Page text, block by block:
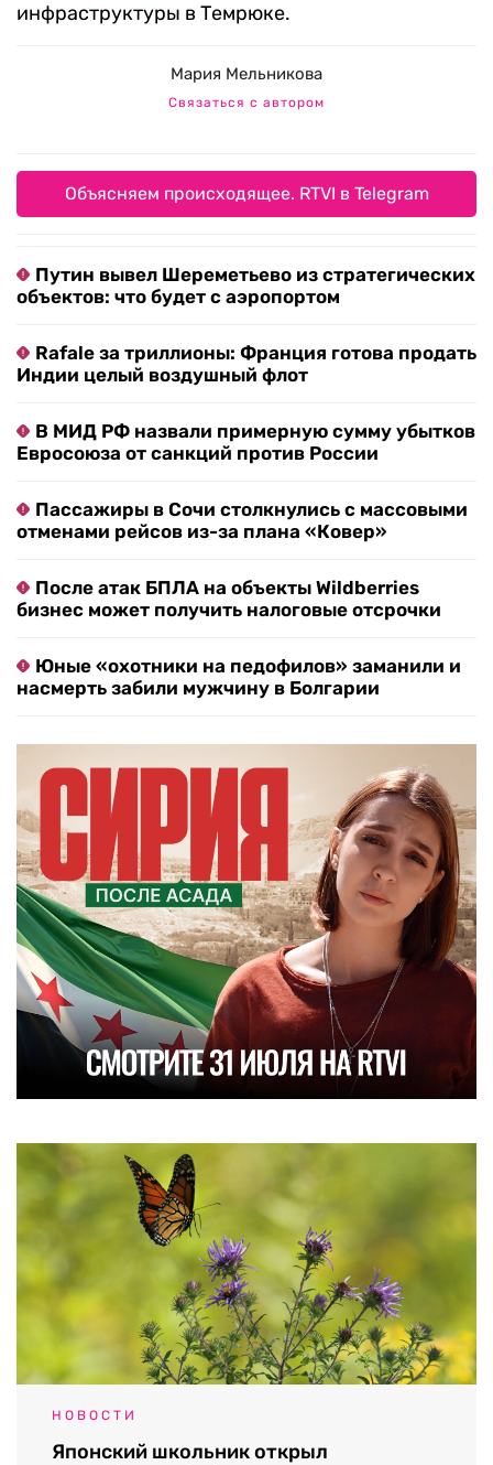
инфраструктуры в Темрюке.
Мария Мельникова
Связаться с автором
Объясняем происходящее. RTVI в Telegram
Путин вывел Шереметьево из стратегических
объектов: что будет с аэропортом
Rafale за триллионы: Франция готова продать
Индии целый воздушный флот
В МИД РФ назвали примерную сумму убытков
Евросоюза от санкций против России
Пассажиры в Сочи столкнулись с массовыми
отменами рейсов из-за плана «Ковер»
После атак БПЛА на объекты Wildberries
бизнес может получить налоговые отсрочки
Юные «охотники на педофилов» заманили и
насмерть забили мужчину в Болгарии
НОВОСТИ
Японский школьник открыл